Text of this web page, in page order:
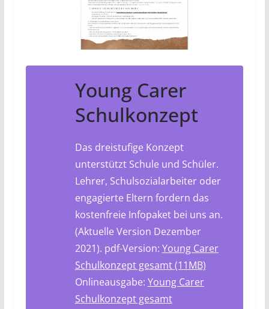
Young Carer
Schulkonzept
Das dreistufige Konzept
unterstützt Schule und Schüler.
Lehrer, Schulsozialarbeiter oder
engagierte Eltern fordern das
kostenfreie Infopaket bei uns an.
(Aktuelle Version Dezember
2021). pdf-Version: Young Carer
Schulkonzept gesamt (11MB)
Onlineausgabe: Young Carer
Schulkonzept gesamt